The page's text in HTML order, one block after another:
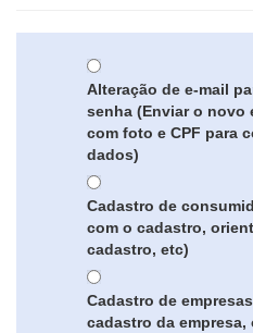
Alteração de e-mail
senha (Enviar o novo
com foto e CPF para
dados)
Cadastro de
com o cadastro,
cadastro, etc)
Cadastro de
cadastro da